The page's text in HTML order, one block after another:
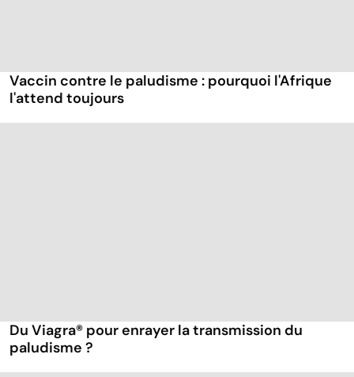
Vaccin contre le paludisme : pourquoi l'Afrique
l'attend toujours
Du Viagra® pour enrayer la transmission du
paludisme ?